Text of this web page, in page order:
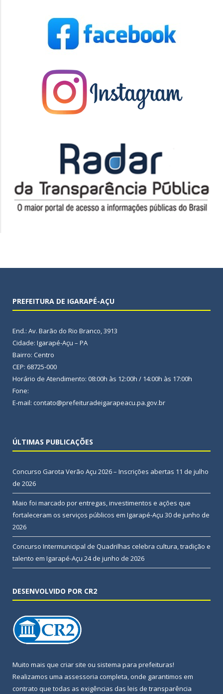
PREFEITURA DE IGARAPÉ-AÇU
End.: Av. Barão do Rio Branco, 3913
Cidade: Igarapé-Açu – PA
Bairro: Centro
CEP: 68725-000
Horário de Atendimento: 08:00h às 12:00h / 14:00h às 17:00h
Fone:
E-mail: contato@prefeituradeigarapeacu.pa.gov.br
ÚLTIMAS PUBLICAÇÕES
Concurso Garota Verão Açu 2026 – Inscrições abertas 11 de julho
de 2026
Maio foi marcado por entregas, investimentos e ações que
fortaleceram os serviços públicos em Igarapé-Açu 30 de junho de
2026
Concurso Intermunicipal de Quadrilhas celebra cultura, tradição e
talento em Igarapé-Açu 24 de junho de 2026
DESENVOLVIDO POR CR2
Muito mais que criar site ou sistema para prefeituras!
Realizamos uma assessoria completa, onde garantimos em
contrato que todas as exigências das leis de transparência